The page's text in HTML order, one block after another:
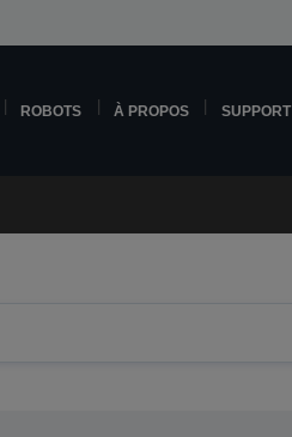
ROBOTS À PROPOS SUPPORT